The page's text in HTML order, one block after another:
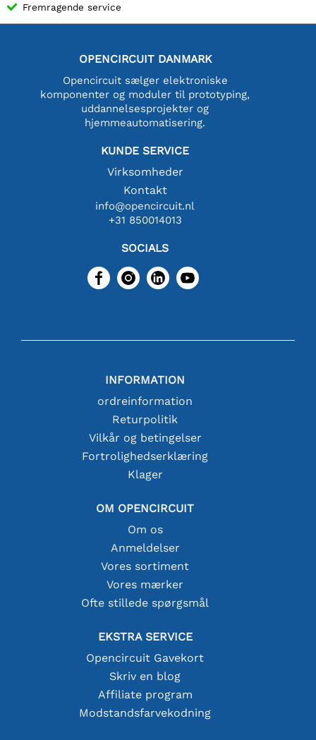
Fremragende service
OPENCIRCUIT DANMARK
Opencircuit sælger elektroniske
komponenter og moduler til prototyping,
uddannelsesprojekter og
hjemmeautomatisering.
KUNDE SERVICE
Virksomheder
Kontakt
info@opencircuit.nl
+31 850014013
SOCIALS
INFORMATION
ordreinformation
Returpolitik
Vilkår og betingelser
Fortrolighedserklæring
Klager
OM OPENCIRCUIT
Om os
Anmeldelser
Vores sortiment
Vores mærker
Ofte stillede spørgsmål
EKSTRA SERVICE
Opencircuit Gavekort
Skriv en blog
Affiliate program
Modstandsfarvekodning